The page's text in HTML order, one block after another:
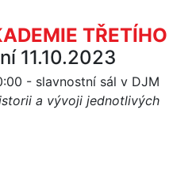
TŘETÍHO
11.10.2023
- slavnostní sál v DJM
a vývoji jednotlivých